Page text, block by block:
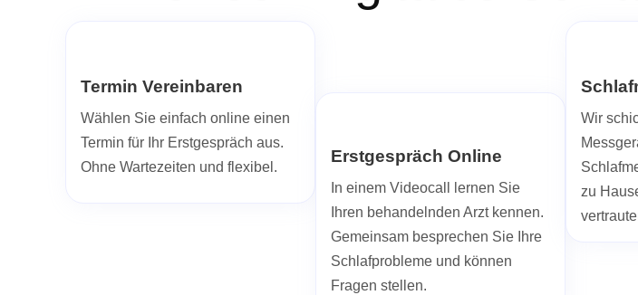
Termin Vereinbaren
Wählen Sie einfach online einen
Termin für Ihr Erstgespräch aus.
Ohne Wartezeiten und flexibel.
Erstgespräch Online
In einem Videocall lernen Sie
Ihren behandelnden Arzt kennen.
Gemeinsam besprechen Sie Ihre
Schlafprobleme und können
Fragen stellen.
Wir
zu